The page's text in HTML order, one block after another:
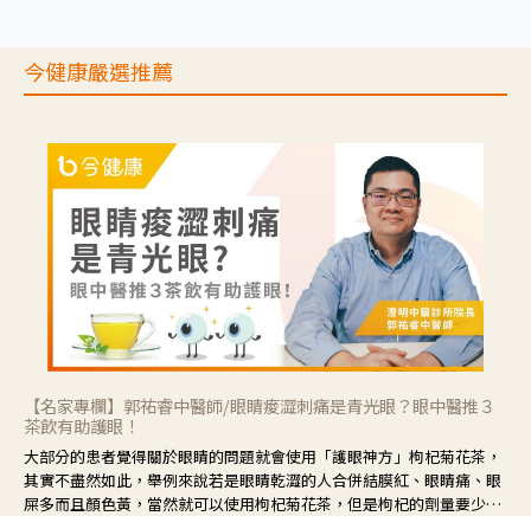
今健康嚴選推薦
【名家專欄】郭祐睿中醫師/眼睛痠澀刺痛是青光眼？眼中醫推３
茶飲有助護眼！
大部分的患者覺得關於眼睛的問題就會使用「護眼神方」枸杞菊花茶，
其實不盡然如此，舉例來說若是眼睛乾澀的人合併結膜紅、眼睛痛、眼
屎多而且顏色黃，當然就可以使用枸杞菊花茶，但是枸杞的劑量要少，